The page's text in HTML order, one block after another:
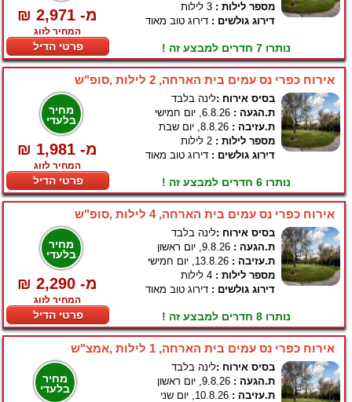
₪ 2,971 -מ
המחיר לזוג
פרטי הדיל
מספר לילות :
דירוג גולשים : דירוג טוב מאוד
נותרו 7 חדרים למבצע זה !
אירוח כפרי נס עמים בית הארחה, 2 לילות ,סופ"ש
מחיר
בלעדי
₪ 1,981 -מ
המחיר לזוג
פרטי הדיל
בסיס אירוח :לינה בלבד
ת.הגעה :
ת.עזיבה :
מספר לילות :
דירוג גולשים : דירוג טוב מאוד
נותרו 6 חדרים למבצע זה !
אירוח כפרי נס עמים בית הארחה, 4 לילות ,סופ"ש
מחיר
בלעדי
₪ 2,290 -מ
המחיר לזוג
פרטי הדיל
בסיס אירוח :לינה בלבד
ת.הגעה :
ת.עזיבה :
מספר לילות :
דירוג גולשים : דירוג טוב מאוד
נותרו 8 חדרים למבצע זה !
אירוח כפרי נס עמים בית הארחה, 1 לילות ,אמצ"ש
מחיר
בלעדי
בסיס אירוח :לינה בלבד
ת.הגעה :
ת.עזיבה :